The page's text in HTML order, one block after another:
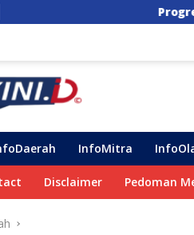
Progres Program MYP: 49
InfoMitra
Disclaimer Pedoman